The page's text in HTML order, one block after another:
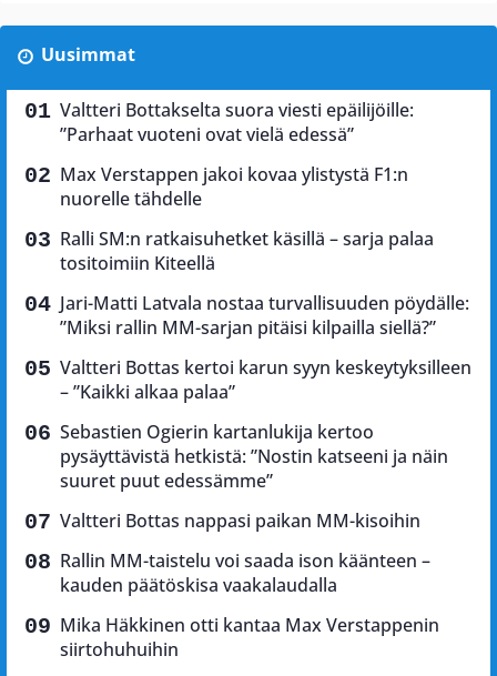
Uusimmat
Valtteri Bottakselta suora viesti epäilijöille:
”Parhaat vuoteni ovat vielä edessä”
Max Verstappen jakoi kovaa ylistystä F1:n
nuorelle tähdelle
Ralli SM:n ratkaisuhetket käsillä – sarja palaa
tositoimiin Kiteellä
Jari-Matti Latvala nostaa turvallisuuden pöydälle:
”Miksi rallin MM-sarjan pitäisi kilpailla siellä?”
Valtteri Bottas kertoi karun syyn keskeytyksilleen
– ”Kaikki alkaa palaa”
Sebastien Ogierin kartanlukija kertoo
pysäyttävistä hetkistä: ”Nostin katseeni ja näin
suuret puut edessämme”
Valtteri Bottas nappasi paikan MM-kisoihin
Rallin MM-taistelu voi saada ison käänteen –
kauden päätöskisa vaakalaudalla
Mika Häkkinen otti kantaa Max Verstappenin
siirtohuhuihin